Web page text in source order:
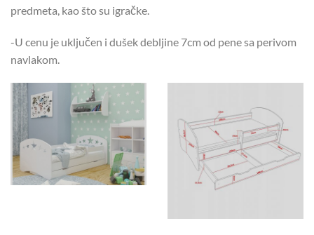
predmeta, kao što su igračke.
-U cenu je uključen i dušek debljine 7cm od pene sa perivom
navlakom.